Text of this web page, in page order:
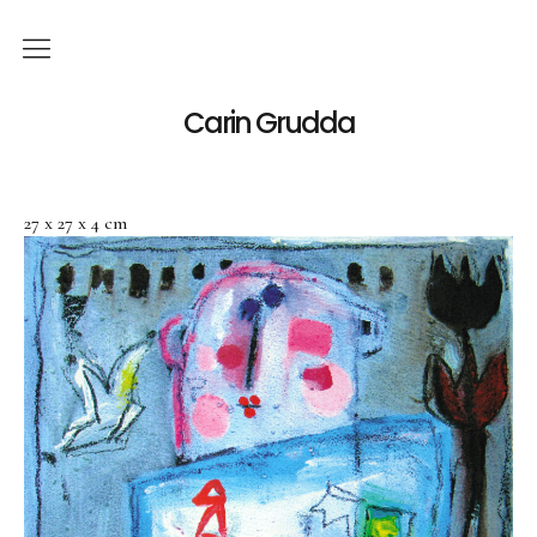
Carin Grudda
Italiano
News
Mostre
Mostre Personali
Mostre Collettive
Opera
27 x 27 x 4 cm